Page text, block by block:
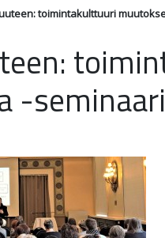
toimintakulttuuri
-